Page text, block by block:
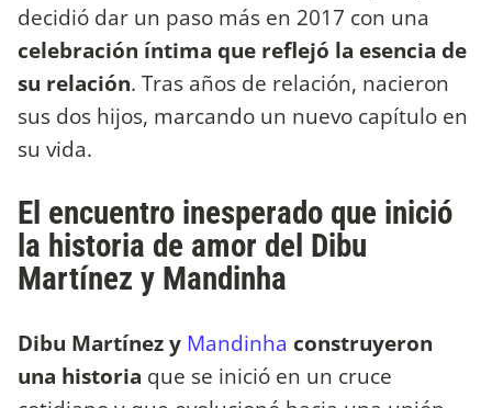
decidió dar un paso más en 2017 con una
celebración íntima que reflejó la esencia de
su relación. Tras años de relación, nacieron
sus dos hijos, marcando un nuevo capítulo en
su vida.
El encuentro inesperado que inició
la historia de amor del Dibu
Martínez y Mandinha
Dibu Martínez y Mandinha construyeron
una historia que se inició en un cruce